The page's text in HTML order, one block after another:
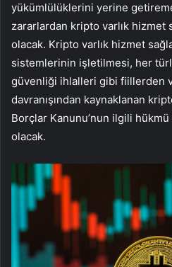
yükümlülüklerini yerine
zararlardan kripto varlık hizmet
olacak. Kripto varlık hizmet
sistemlerinin işletilmesi, her
güvenliği ihlalleri gibi fiillerden
davranışından kaynaklanan
Borçlar Kanunu’nun ilgili
olacak.